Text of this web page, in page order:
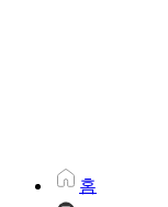
홈